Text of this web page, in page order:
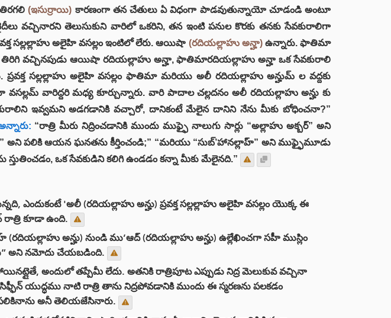
తిరగలి(ఇసుర్రాయి) కారణంగా తన చేతులు ఏ విధంగా పాడవుతున్నాయో చూడండి అంటూ
వచ్చినారని తెలుసుకుని వారిలో ఒకరిని, తన ఇంటి పనుల కొరకు తనకు సేవకురాలిగా
సల్లల్లాహు అలైహి వసల్లం ఇంటిలో లేరు. ఆయిషా (రదియల్లాహు అన్హా)ఉన్నారు. ఫాతిమా
తిరిగి వచ్చినపుడు ఆయిషా రదియల్లాహు అన్హా, ఫాతిమారదియల్లాహు అన్హా ఒక సేవకురాలి
సల్లల్లాహు అలైహి వసల్లం ఫాతిమా మరియు అలీ రదియల్లాహు అన్హుమ్ ల వద్దకు
వసల్లమ్ వారిద్దరి మధ్య కూర్చున్నారు. వారి పాదాల చల్లదనం అలీ రదియల్లాహు అన్హు కు
ఇవ్వమని అడగడానికి వచ్చారో, దానికంటే మేలైన దానిని నేను మీకు బోధించనా?”
“రాత్రి మీరు నిద్రించడానికి ముందు ముఫ్ఫై నాలుగు సార్లు “అల్లాహు అక్బర్” అని
పలికి ఆయన ఘనతను కీర్తించండి;” “మరియు “సుబ్’హానల్లాహ్” అని ముఫ్ఫైమూడు
ఒక సేవకుడిని కలిగి ఉండడం కన్నా మీకు మేలైనది.”
ఎందుకంటే 'అలీ (రదియల్లాహు అన్హు) ప్రవక్త సల్లల్లాహు అలైహి వసల్లం యొక్క ఈ
కూడా ఉంది.
అన్హు) నుండి ము’ఆద్ (రదియల్లాహు అన్హు) ఉల్లేఖించగా సహీ ముస్లిం
అని నమోదు చేయబడింది.
అందులో తప్పేమీ లేదు. అతనికి రాత్రిపూట ఎప్పుడు నిద్ర మెలుకువ వచ్చినా
యుద్ధము నాటి రాత్రి తాను నిద్రపోవడానికి ముందు ఈ స్మరణను పలకడం
పలికినాను అనీ తెలియజేసినారు.